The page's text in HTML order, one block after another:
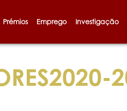
Prémios Emprego Investigação